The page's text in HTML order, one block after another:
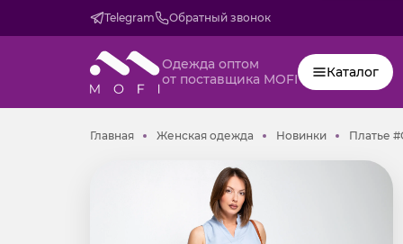
Telegram Обратный звонок
Одежда оптом
от поставщика MOFI
Каталог
ГлавнаяГлавнаяЖенская одежда Женская одежда
НовинкиНовинки
Платье